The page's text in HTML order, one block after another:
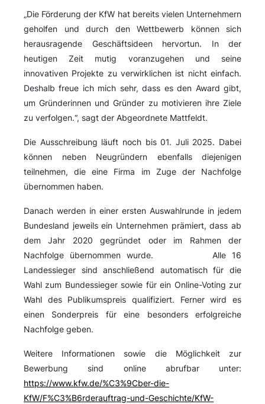
„Die Förderung der KfW hat bereits vielen Unternehmern
geholfen und durch den Wettbewerb können sich
herausragende Geschäftsideen hervortun. In der
heutigen Zeit mutig voranzugehen und seine
innovativen Projekte zu verwirklichen ist nicht einfach.
Deshalb freue ich mich sehr, dass es den Award gibt,
um Gründerinnen und Gründer zu motivieren ihre Ziele
zu verfolgen.“, sagt der Abgeordnete Mattfeldt.
Die Ausschreibung läuft noch bis 01. Juli 2025. Dabei
können neben Neugründern ebenfalls diejenigen
teilnehmen, die eine Firma im Zuge der Nachfolge
übernommen haben.
Danach werden in einer ersten Auswahlrunde in jedem
Bundesland jeweils ein Unternehmen prämiert, dass ab
dem Jahr 2020 gegründet oder im Rahmen der
Nachfolge übernommen wurde. Alle 16
Landessieger sind anschließend automatisch für die
Wahl zum Bundessieger sowie für ein Online-Voting zur
Wahl des Publikumspreis qualifiziert. Ferner wird es
einen Sonderpreis für eine besonders erfolgreiche
Nachfolge geben.
Weitere Informationen sowie die Möglichkeit zur
Bewerbung sind online abrufbar unter:
https://www.kfw.de/%C3%9Cber-die-
KfW/F%C3%B6rderauftrag-und-Geschichte/KfW-